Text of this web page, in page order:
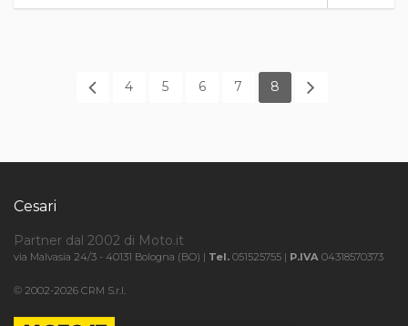
4 5 6 7 8
Cesari
Partner dal 2002 di Moto.it
via Malvasia 24/3 - 40131 Bologna (BO) | Tel. 051525755 | P.IVA 04318570373
© 2002-2026 CRM S.r.l.